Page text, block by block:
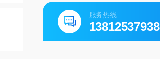
服务热线
13812537938